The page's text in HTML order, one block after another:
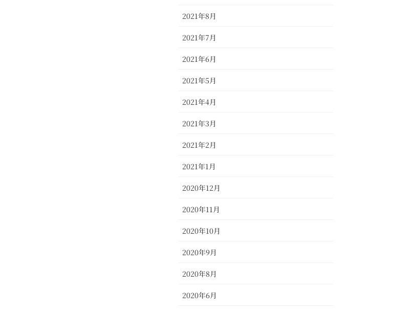
2021年8月
2021年7月
2021年6月
2021年5月
2021年4月
2021年3月
2021年2月
2021年1月
2020年12月
2020年11月
2020年10月
2020年9月
2020年8月
2020年6月